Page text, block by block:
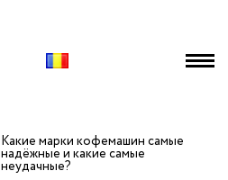
Какие марки кофемашин самые
надёжные и какие самые
неудачные?